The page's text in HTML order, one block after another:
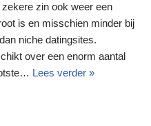
zin ook weer een
is en misschien minder bij
niche datingsites.
over een enorm aantal
Lees verder »